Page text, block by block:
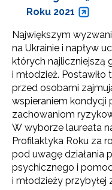
Roku 2021
Największym
na Ukrainie i napływ
których najliczniejszą
i młodzież.
przed osobami
wspieraniem kondycji
zachowaniom
W wyborze laureata
Profilaktyka Roku za
pod uwagę działania
psychicznego i
i młodzieży przybyłej